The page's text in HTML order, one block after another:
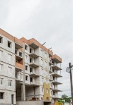
Дом из красного